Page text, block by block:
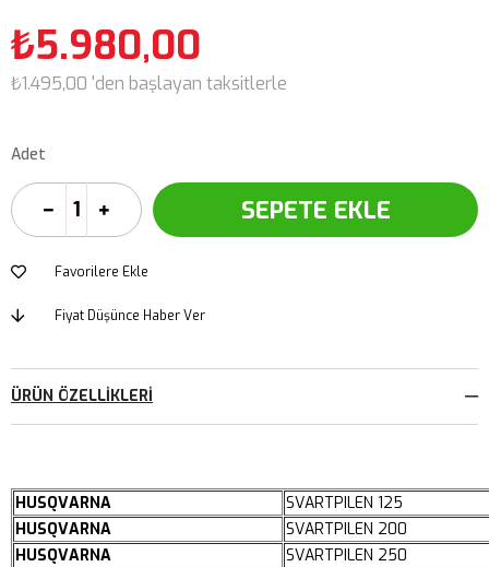
₺5.980,00
₺1.495,00 'den başlayan taksitlerle
Adet
Favorilere Ekle
Fiyat Düşünce Haber Ver
ÜRÜN ÖZELLIKLERI
HUSQVARNA
SVARTPILEN 125
HUSQVARNA
SVARTPILEN 200
HUSQVARNA
SVARTPILEN 250